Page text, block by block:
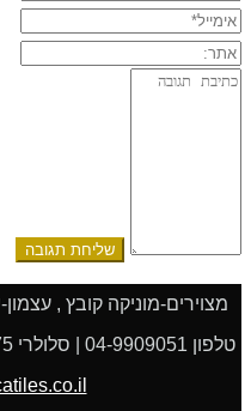
אימייל*
אתר:
תגובה:
טלפון 04-9909051 | סלולרי 052-8327775 | פקס 04-9909243 |